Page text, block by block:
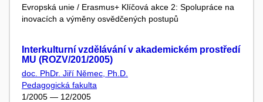
Evropská unie / Erasmus+ Klíčová akce 2: Spolupráce na
inovacích a výměny osvědčených postupů
Interkulturní vzdělávání v akademickém prostředí
MU (ROZV/201/2005)
doc. PhDr. Jiří Němec, Ph.D.
Pedagogická fakulta
1/2005 — 12/2005